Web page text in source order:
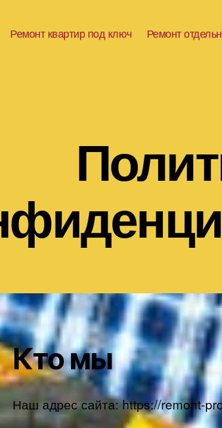
Ремонт квартир под ключ Ремонт
Кто мы
Наш адрес сайта: https://remont-